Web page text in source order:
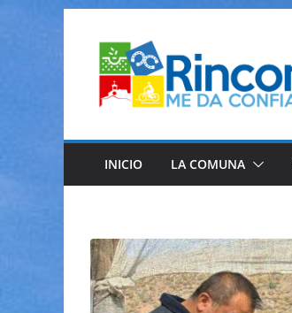
contenido
INICIO LA COMUNA